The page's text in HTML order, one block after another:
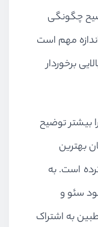
چگونگی
مهم است
برخوردار
بیشتر توضیح
بهترین
است. به
سئو و
به اشتراک